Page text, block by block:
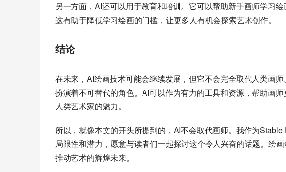
另一方面，AI还可以用于教育和培训。它可以帮助新手画师学习
这有助于降低学习绘画的门槛，让更多人有机会探索艺术创作。
结论
在未来，AI绘画技术可能会继续发展，但它不会完全取代人类画
扮演着不可替代的角色。AI可以作为有力的工具和资源，帮助画
人类艺术家的魅力。
所以，就像本文的开头所提到的，AI不会取代画师。我作为
局限性和潜力，愿意与读者们一起探讨这个令人兴奋的话题。绘
推动艺术的辉煌未来。